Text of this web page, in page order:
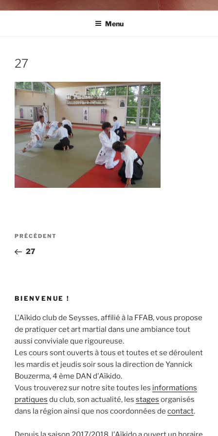
Menu
27
Navigation
l’article
Article
précédent
PRÉCÉDENT
27
BIENVENUE !
L'Aïkido club de Seysses, affilié à la FFAB, vous propose
de pratiquer cet art martial dans une ambiance tout
aussi conviviale que rigoureuse.
Les cours sont ouverts à tous et toutes et se déroulent
les mardis et jeudis soir sous la direction de Yannick
Bouzerma, 4 ème DAN d'Aïkido.
Vous trouverez sur notre site toutes les informations
pratiques du club, son actualité, les stages organisés
dans la région ainsi que nos coordonnées de contact.